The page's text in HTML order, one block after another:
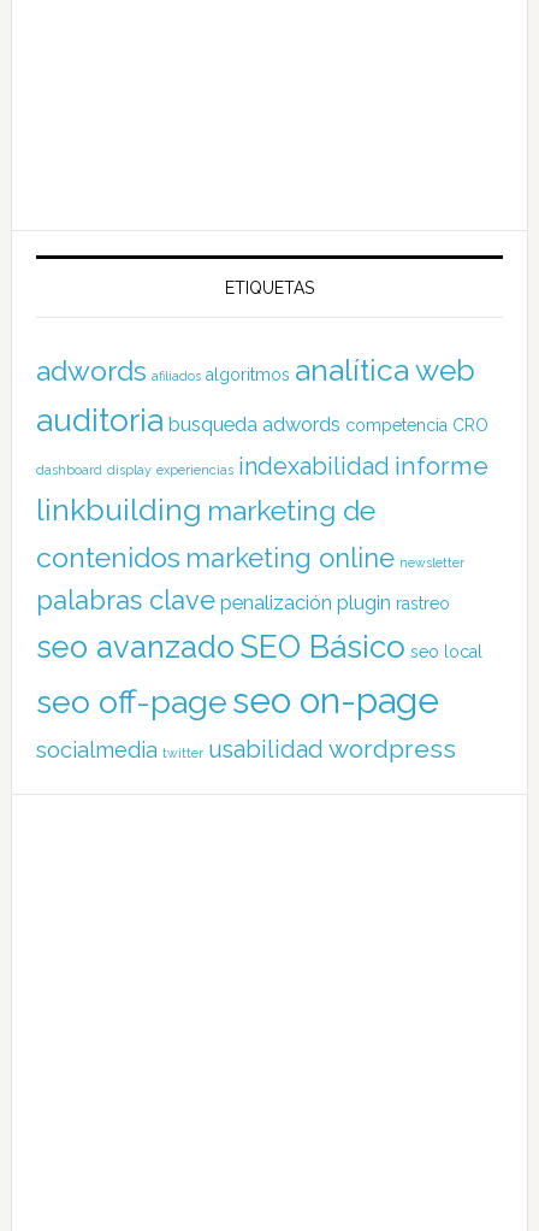
ETIQUETAS
adwords afiliados algoritmos analítica web
auditoria busqueda adwords competencia CRO
dashboard display experiencias indexabilidad informe
linkbuilding marketing de
contenidos marketing online newsletter
palabras clave penalización plugin rastreo
seo avanzado SEO Básico seo local
seo off-pageseo on-page
socialmedia twitter usabilidad wordpress